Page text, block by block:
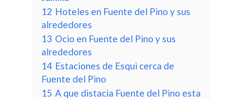
12 Hoteles en Fuente del Pino y sus
alrededores
13 Ocio en Fuente del Pino y sus
alrededores
14 Estaciones de Esqui cerca de
Fuente del Pino
15 A que distacia Fuente del Pino esta